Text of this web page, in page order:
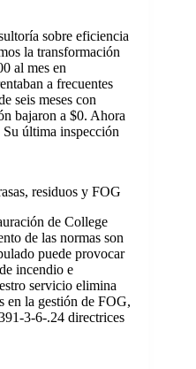
sobre eficiencia
la transformación
al mes en
a frecuentes
seis meses con
bajaron a $0. Ahora
Su última inspección
residuos y FOG
de College
de las normas son
puede provocar
incendio e
servicio elimina
en la gestión de FOG,
3-6-.24 directrices